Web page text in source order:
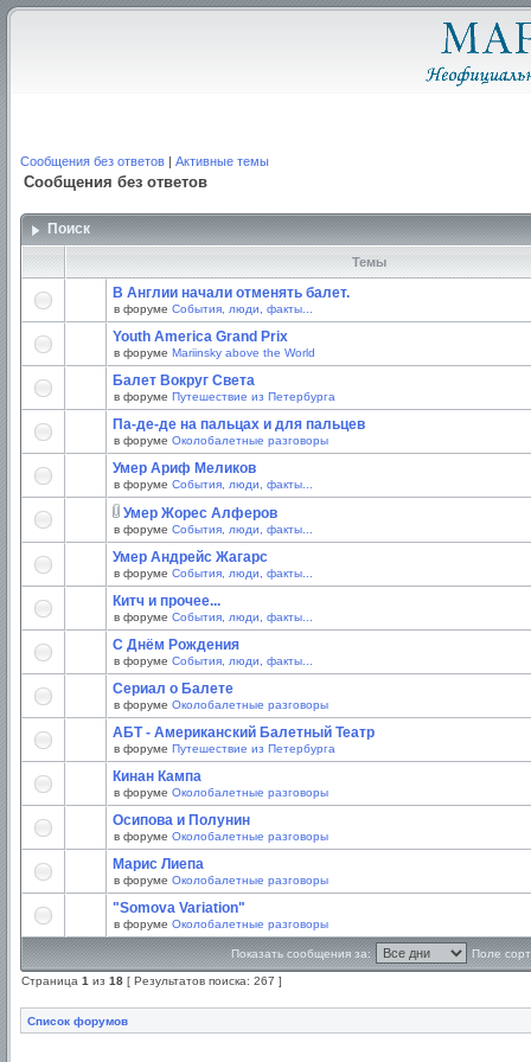
Сообщения без ответов | Активные темы
Сообщения без ответов
Поиск
Темы
В Англии начали отменять балет.
в форуме События, люди, факты...
Youth America Grand Prix
в форуме Mariinsky above the World
Балет Вокруг Света
в форуме Путешествие из Петербурга
Па-де-де на пальцах и для пальцев
в форуме Околобалетные разговоры
Умер Ариф Меликов
в форуме События, люди, факты...
Умер Жорес Алферов
в форуме События, люди, факты...
Умер Андрейс Жагарс
в форуме События, люди, факты...
Китч и прочее...
в форуме События, люди, факты...
С Днём Рождения
в форуме События, люди, факты...
Сериал о Балете
в форуме Околобалетные разговоры
АБТ - Американский Балетный Театр
в форуме Путешествие из Петербурга
Кинан Кампа
в форуме Околобалетные разговоры
Осипова и Полунин
в форуме Околобалетные разговоры
Марис Лиепа
в форуме Околобалетные разговоры
"Somova Variation"
в форуме Околобалетные разговоры
Показать сообщения за: Поле
Страница 1 из 18 [ Результатов поиска: 267 ]
Список форумов